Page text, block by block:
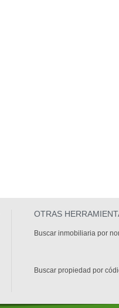
OTRAS
Buscar inmobiliaria por
Buscar propiedad por